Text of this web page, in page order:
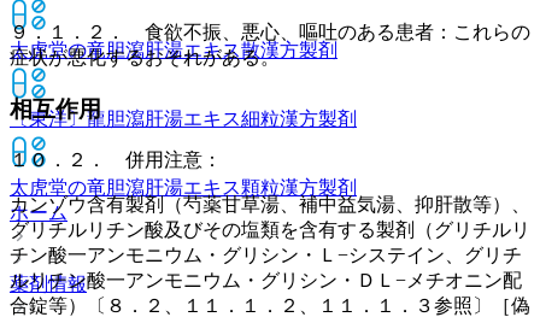
太虎堂の竜胆瀉肝湯エキス散漢方製剤
〔東洋〕龍胆瀉肝湯エキス細粒漢方製剤
太虎堂の竜胆瀉肝湯エキス顆粒漢方製剤
ホーム
薬剤情報
９．１．２． 食欲不振、悪心、嘔吐のある患者：これらの
症状が悪化するおそれがある。
相互作用
１０．２． 併用注意：
カンゾウ含有製剤（芍薬甘草湯、補中益気湯、抑肝散等）、
グリチルリチン酸及びその塩類を含有する製剤（グリチルリ
チン酸一アンモニウム・グリシン・Ｌ−システイン、グリチ
ルリチン酸一アンモニウム・グリシン・ＤＬ−メチオニン配
合錠等）〔８．２、１１．１．２、１１．１．３参照〕［偽